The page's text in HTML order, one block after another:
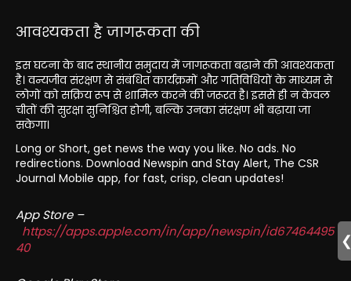
आवश्यकता है जागरूकता की
इस घटना के बाद स्थानीय समुदाय में जागरूकता बढ़ाने की आवश्यकता
है। वन्यजीव संरक्षण से संबंधित कार्यक्रमों और गतिविधियों के माध्यम से
लोगों को सक्रिय रूप से शामिल करने की जरूरत है। इससे ही न केवल
चीतों की सुरक्षा सुनिश्चित होगी, बल्कि उनका संरक्षण भी बढ़ाया जा
सकेगा।
Long or Short, get news the way you like. No ads. No
redirections. Download Newspin and Stay Alert, The CSR
Journal Mobile app, for fast, crisp, clean updates!
App Store –
https://apps.apple.com/in/app/newspin/id67464495
40